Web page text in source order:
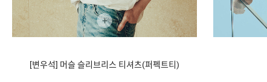
+
[변우석] 머슬 슬리브리스 티셔츠(퍼펙트티)